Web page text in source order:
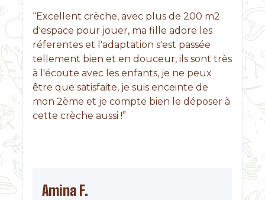
“Excellent crèche, avec plus de 200 m2
d'espace pour jouer, ma fille adore les
réferentes et l'adaptation s'est passée
tellement bien et en douceur, ils sont très
à l'écoute avec les enfants, je ne peux
être que satisfaite, je suis enceinte de
mon 2ème et je compte bien le déposer à
cette crèche aussi !”
Amina F.